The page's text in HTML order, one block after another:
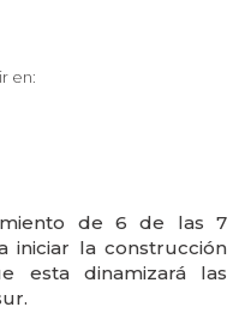
en:
de 6 de las 7
iniciar la construcción
esta dinamizará las